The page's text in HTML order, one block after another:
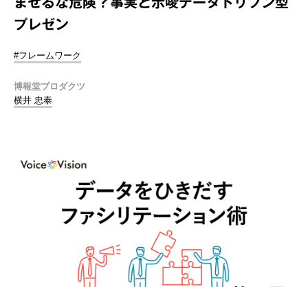
プレゼン
#フレームワーク
博報堂プロダクツ
横井 忠泰